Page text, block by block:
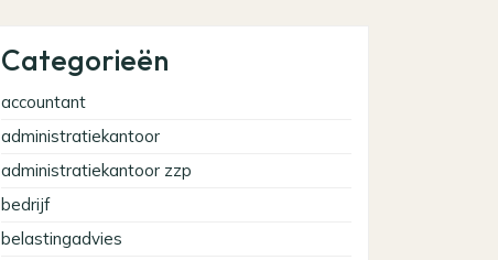
Categorieën
accountant
administratiekantoor
administratiekantoor zzp
bedrijf
belastingadvies